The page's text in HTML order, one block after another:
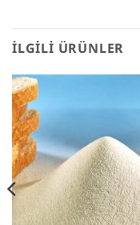
İLGILI ÜRÜNLER